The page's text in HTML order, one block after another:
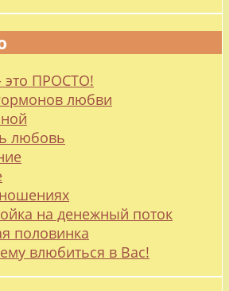
это ПРОСТО!
любви
любовь
на денежный поток
половинка
влюбиться в Вас!